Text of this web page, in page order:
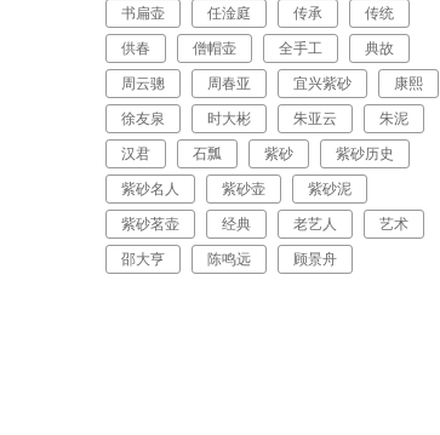
书扁壶 任淦庭 传承
传统
供春
僧帽壶 全手工
典故
周云骢
周春亚 宜兴紫砂
康熙
徐友泉
时大彬 朱亚云
朱泥
汉君
石瓢 紫砂
紫砂历史
紫砂名人
紫砂壶
紫砂泥
紫砂茗壶
经典 老艺人
艺术
邵大亨
陈鸣远 顾景舟